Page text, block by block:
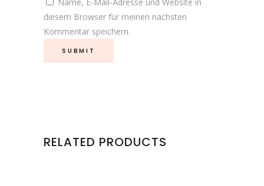
diesem Browser für meinen nächsten
Kommentar speichern.
RELATED PRODUCTS